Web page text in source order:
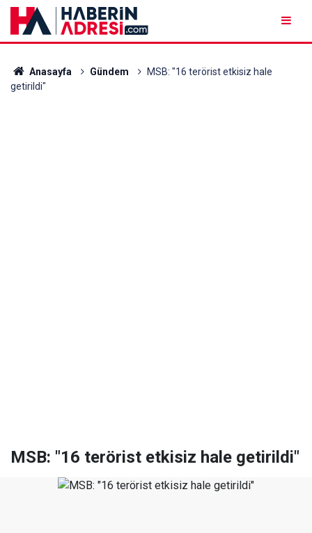
Anasayfa Gündem
MSB: "16 terörist etkisiz hale
getirildi"
MSB: "16 terörist etkisiz hale getirildi"